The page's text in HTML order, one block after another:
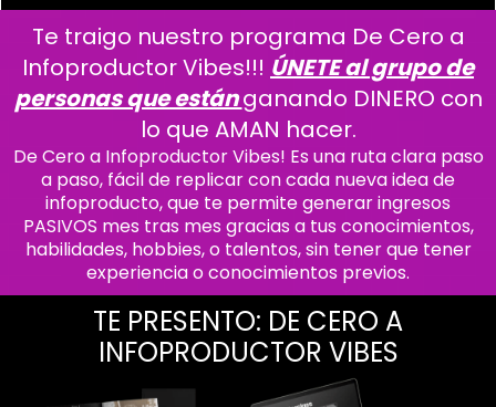
Te traigo nuestro programa De Cero a
Infoproductor Vibes!!! ÚNETE al grupo de
personas que estánganando DINERO con
lo que AMAN hacer.
De Cero a Infoproductor Vibes! Es una ruta clara paso
a paso, fácil de replicar con cada nueva idea de
infoproducto, que te permite generar ingresos
PASIVOS mes tras mes gracias a tus conocimientos,
habilidades, hobbies, o talentos, sin tener que tener
experiencia o conocimientos previos.
TE PRESENTO: DE CERO A
INFOPRODUCTOR VIBES